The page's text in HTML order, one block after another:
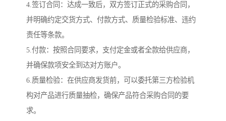
4.签订合同：达成一致后，双方签订正式的采购合同，
并明确约定交货方式、付款方式、质量检验标准、违约
责任等条款。
5.付款：按照合同要求，支付定金或者全款给供应商，
并确保款项安全到达对方账户。
6.质量检验：在供应商发货前，可以委托第三方检验机
构对产品进行质量抽检，确保产品符合采购合同的要
求。